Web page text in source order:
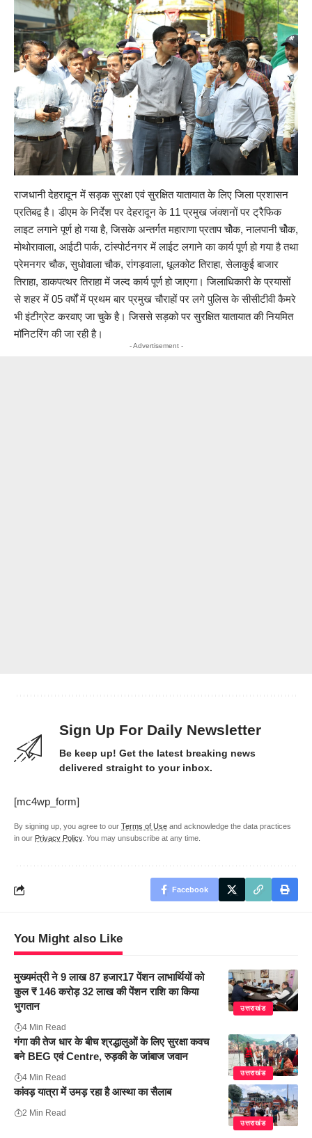
राजधानी देहरादून में सड़क सुरक्षा एवं सुरक्षित यातायात के लिए जिला प्रशासन
प्रतिबद्व है। डीएम के निर्देश पर देहरादून के 11 प्रमुख जंक्शनों पर ट्रैफिक
लाइट लगाने पूर्ण हो गया है, जिसके अन्तर्गत महाराणा प्रताप चौेक, नालपानी चौेक,
मोथोरावाला, आईटी पार्क, टांस्पोर्टनगर में लाईट लगाने का कार्य पूर्ण हो गया है तथा
प्रेमनगर चौक, सुधोवाला चौक, रांगड़वाला, धूलकोट तिराहा, सेलाकुई बाजार
तिराहा, डाकपत्थर तिराहा में जल्द कार्य पूर्ण हो जाएगा। जिलाधिकारी के प्रयासों
से शहर में 05 वर्षों में प्रथम बार प्रमुख चौराहों पर लगे पुलिस के सीसीटीवी कैमरे
भी इंटीग्रेट करवाए जा चुके है। जिससे सड़को पर सुरक्षित यातायात की नियमित
मॉनिटरिंग की जा रही है।
- Advertisement -
Sign Up For Daily Newsletter
Be keep up! Get the latest breaking news
delivered straight to your inbox.
[mc4wp_form]
By signing up, you agree to our Terms of Use and acknowledge the data practices
in our Privacy Policy. You may unsubscribe at any time.
Facebook
You Might also Like
उत्तराखंड
मुख्यमंत्री ने 9 लाख 87 हजार17 पेंशन लाभार्थियों को
कुल ₹ 146 करोड़ 32 लाख की पेंशन राशि का किया
भुगतान
4 Min Read
उत्तराखंड
गंगा की तेज धार के बीच श्रद्धालुओं के लिए सुरक्षा कवच
बने BEG एवं Centre, रुड़की के जांबाज जवान
4 Min Read
उत्तराखंड
कांवड़ यात्रा में उमड़ रहा है आस्था का सैलाब
2 Min Read